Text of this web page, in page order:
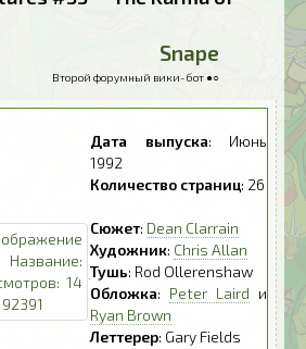
Snape
Второй форумный вики-бот ●○
Дата выпуска: Июнь
1992
Количество страниц: 26
Сюжет: Dean Clarrain
Художник: Chris Allan
Тушь: Rod Ollerenshaw
Обложка: Peter Laird и
Ryan Brown
Леттерер: Gary Fields